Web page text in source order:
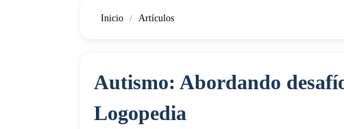
Inicio Artículos
Autismo: Abordando
Logopedia